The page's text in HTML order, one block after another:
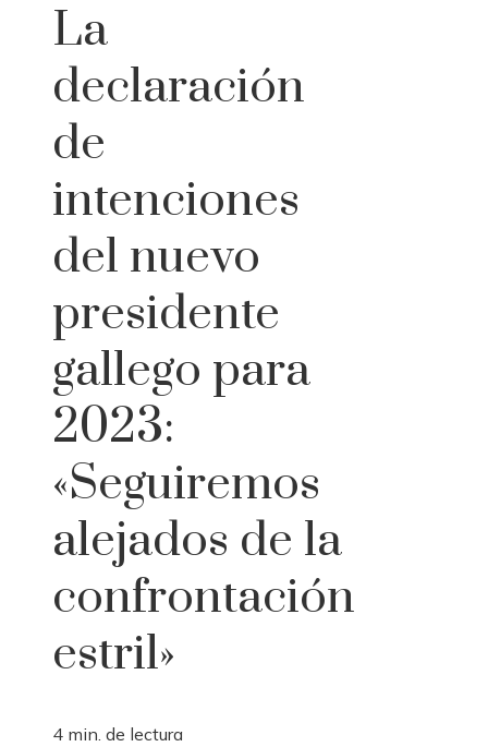
La
declaración
de
intenciones
del nuevo
presidente
gallego para
2023:
«Seguiremos
alejados de la
confrontación
estril»
4 min. de lectura